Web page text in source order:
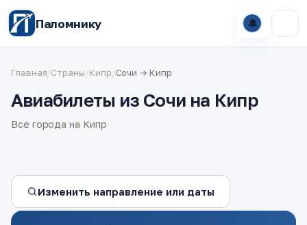
Паломнику 🔔
Главная/Страны/Кипр/Сочи → Кипр
Авиабилеты из Сочи на Кипр
Все города на Кипр
Изменить направление или даты